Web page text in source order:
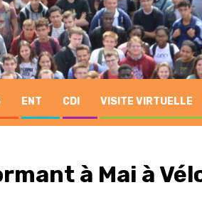
ENT CDI VISITE VIRTUELLE
à Mai à